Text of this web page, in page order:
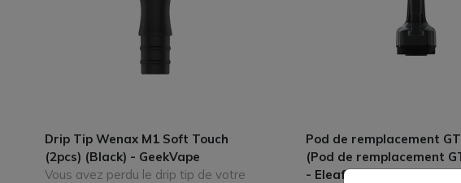
Drip Tip Wenax M1 Soft Touch
(2pcs) (Black) - GeekVape
Vous avez perdu le drip tip de votre
Pod de remplacement
(Pod de remplacement
- Eleaf) - Eleaf Ismoka